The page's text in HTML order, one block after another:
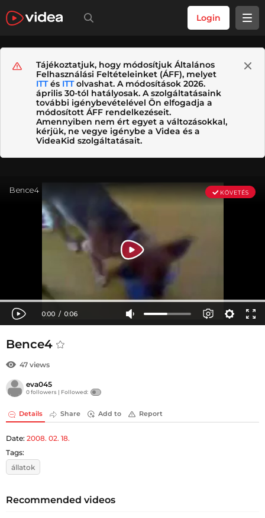
Login
Tájékoztatjuk, hogy módosítjuk Általános
Felhasználási Feltételeinket (ÁFF), melyet
ITTés ITTolvashat. A módosítások 2026.
április 30-tól hatályosak. A szolgáltatásaink
további igénybevételével Ön elfogadja a
módosított ÁFF rendelkezéseit.
Amennyiben nem ért egyet a változásokkal,
kérjük, ne vegye igénybe a Videa és a
VideaKid szolgáltatásait.
Bence4
47 views
eva045
0 followers | Followed:
Details Share Add to Report
Date: 2008. 02. 18.
Tags:
állatok
Recommended videos